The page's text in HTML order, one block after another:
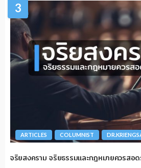
3
ARTICLES COLUMNIST
จริยสงคราม จริยธรรมและกฎหมายควรสอ